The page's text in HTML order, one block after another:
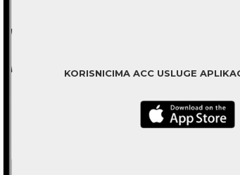
KORISNICIMA ACC USLUGE